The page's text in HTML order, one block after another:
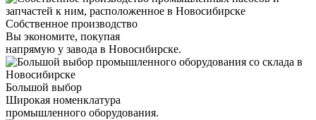
Собственное производство
Вы экономите, покупая
напрямую у завода в Новосибирске.
Большой выбор
Широкая номенклатура
промышленного оборудования.